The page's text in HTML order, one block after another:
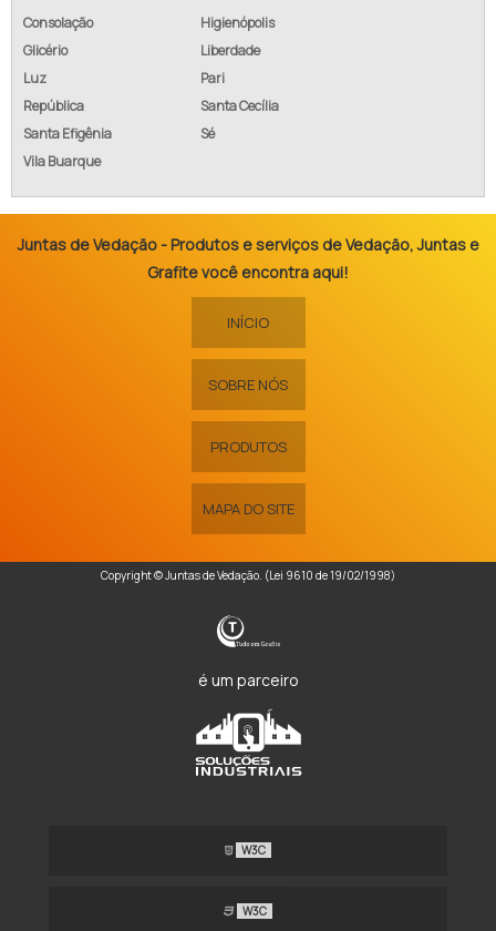
Consolação
Higienópolis
Glicério
Liberdade
Luz
Pari
República
Santa Cecília
Santa Efigênia
Sé
Vila Buarque
Juntas de Vedação - Produtos e serviços de Vedação, Juntas e
Grafite você encontra aqui!
INÍCIO
SOBRE NÓS
PRODUTOS
MAPA DO SITE
Copyright © Juntas de Vedação. (Lei 9610 de 19/02/1998)
é um parceiro
W3C
W3C